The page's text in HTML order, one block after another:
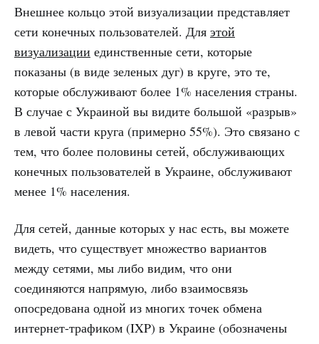
Внешнее кольцо этой визуализации представляет
сети конечных пользователей. Для этой
визуализации единственные сети, которые
показаны (в виде зеленых дуг) в круге, это те,
которые обслуживают более 1% населения страны.
В случае с Украиной вы видите большой «разрыв»
в левой части круга (примерно 55%). Это связано с
тем, что более половины сетей, обслуживающих
конечных пользователей в Украине, обслуживают
менее 1% населения.
Для сетей, данные которых у нас есть, вы можете
видеть, что существует множество вариантов
между сетями, мы либо видим, что они
соединяются напрямую, либо взаимосвязь
опосредована одной из многих точек обмена
интернет-трафиком (IXP) в Украине (обозначены